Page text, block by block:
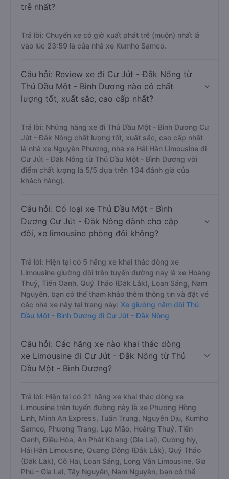
trễ nhất?
Trả lời: Chuyến xe có giờ xuất phát trễ (muộn) nhất là
vào lúc 23:59 là của nhà xe Kumho Samco.
Câu hỏi: Review xe đi Cư Jút - Đắk Nông từ
Thủ Dầu Một - Bình Dương nào có chất
lượng tốt, xuất sắc, cao cấp nhất?
Trả lời: Những hãng xe đi Thủ Dầu Một - Bình Dương Cư
Jút - Đắk Nông chất lượng tốt, xuất sắc, cao cấp nhất
là nhà xe Nguyên Phương, nhà xe Hải Hân Limousine đi
Cư Jút - Đắk Nông từ Thủ Dầu Một - Bình Dương với
điểm chất lượng là 5/5 dựa trên 134 đánh giá của
khách hàng).
Câu hỏi: Có loại xe Thủ Dầu Một - Bình
Dương Cư Jút - Đắk Nông dành cho cặp
đôi, xe limousine phòng đôi không?
Trả lời: Hiện tại có 5 hãng xe khai thác dòng xe
Limousine giường đôi trên tuyến đường này là xe Hoàng
Thuỷ, Tiến Oanh, Quý Thảo (Đắk Lắk), Loan Sáng, Nam
Nguyên, bạn có thể tham khảo thêm thông tin và đặt vé
các nhà xe này tại trang này: Xe giường nằm đôi Thủ
Dầu Một - Bình Dương đi Cư Jút - Đắk Nông
Câu hỏi: Các hãng xe nào khai thác dòng
xe Limousine đi Cư Jút - Đắk Nông từ Thủ
Dầu Một - Bình Dương?
Trả lời: Hiện tại có 21 hãng xe khai thác dòng xe
Limousine trên tuyến đường này là xe Phương Hồng
Linh, Minh An Express, Tuấn Trung, Nguyên Dịu, Kumho
Samco, Phương Trang, Lục Mão, Hoàng Thuỷ, Tiến
Oanh, Điều Hòa, An Phát Kbang (Gia Lai), Cường Ny,
Hải Hân Limousine, Quang Đông (Đắk Lắk), Quý Thảo
(Đắk Lắk), Cô Hai, Loan Sáng, Long Vân Limousine, Gia
Phú - Gia Lai, Tây Nguyên, Nam Nguyên, bạn có thể